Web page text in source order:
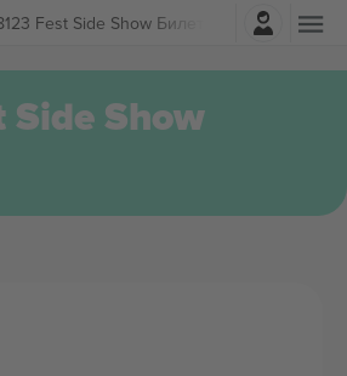
Fest Side Show Билети
Најави се
Side Show